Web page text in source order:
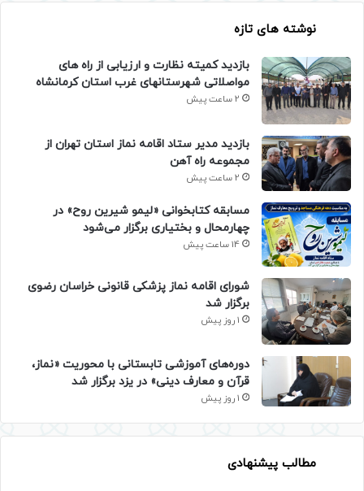
نوشته های تازه
بازدید کمیته نظارت و ارزیابی از راه های
مواصلاتی شهرستانهای غرب استان کرمانشاه
2 ساعت پیش
بازدید مدیر ستاد اقامه نماز استان تهران از
مجموعه راه آهن
2 ساعت پیش
مسابقه کتابخوانی «لیمو شیرین روح» در
چهارمحال و بختیاری برگزار می‌شود
14 ساعت پیش
شورای اقامه نماز پزشکی قانونی خراسان رضوی
برگزار شد
1 روز پیش
دوره‌های آموزشی تابستانی با محوریت «نماز،
قرآن و معارف دینی» در یزد برگزار شد
1 روز پیش
مطالب پیشنهادی